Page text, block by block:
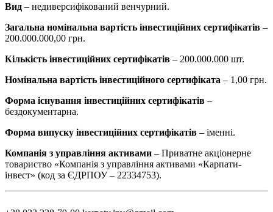
Вид – недиверсифікований венчурний.
Загальна номінальна вартість інвестиційних сертифікатів –
200.000.000,00 грн.
Кількість інвестиційних сертифікатів – 200.000.000 шт.
Номінальна вартість інвестиційного сертифіката – 1,00 грн.
Форма існування інвестиційних сертифікатів –
бездокументарна.
Форма випуску інвестиційних сертифікатів – іменні.
Компанія з управління активами – Приватне акціонерне
товариство «Компанія з управління активами «Карпати-
інвест» (код за ЄДРПОУ – 22334753).